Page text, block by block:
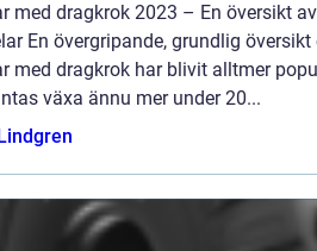
med dragkrok 2023 – En översikt
En övergripande, grundlig
med dragkrok har blivit alltmer
växa ännu mer under 20...